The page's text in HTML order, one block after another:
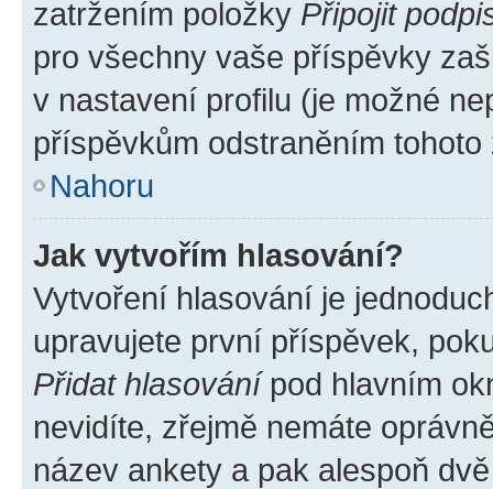
zatržením položky Připojit
pro všechny vaše příspěvky
v nastavení profilu (je možné
příspěvkům odstraněním
Nahoru
Jak vytvořím hlasování?
Vytvoření hlasování je
upravujete první příspěvek,
Přidat hlasovánípod hlavním
nevidíte, zřejmě nemáte
název ankety a pak alespoň